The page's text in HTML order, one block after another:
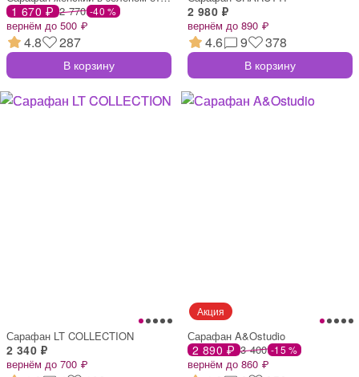
1 670 ₽ 2 770 -40 %
вернём до 500 ₽
4.8 287
В корзину
2 980 ₽
вернём до 890 ₽
4.6 9 378
В корзину
Сарафан LT COLLECTION
2 340 ₽
вернём до 700 ₽
Сарафан A&Ostudio
2 890 ₽ 3 400 -15 %
вернём до 860 ₽